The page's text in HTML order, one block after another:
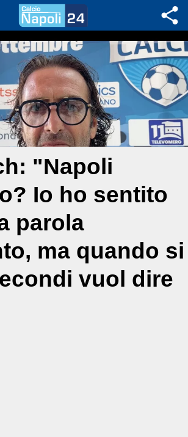
"Napoli
Io ho sentito
parola
ma quando si
vuol dire